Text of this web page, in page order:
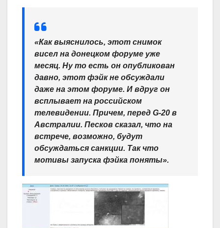
«Как выяснилось, этот снимок
висел на донецком форуме уже
месяц. Ну то есть он опубликован
давно, этот фэйк не обсуждали
даже на этом форуме. И вдруг он
всплывает на российском
телевидении. Причем, перед G-20 в
Австралии. Песков сказал, что на
встрече, возможно, будут
обсуждаться санкции. Так что
мотивы запуска фэйка поняты».